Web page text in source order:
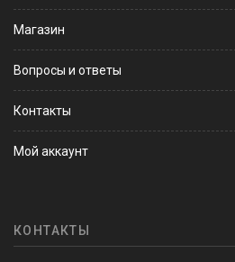
Магазин
Вопросы и ответы
Контакты
Мой аккаунт
КОНТАКТЫ